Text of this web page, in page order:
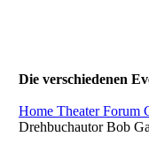
Die verschiedenen
Home Theater Forum
Drehbuchautor Bob